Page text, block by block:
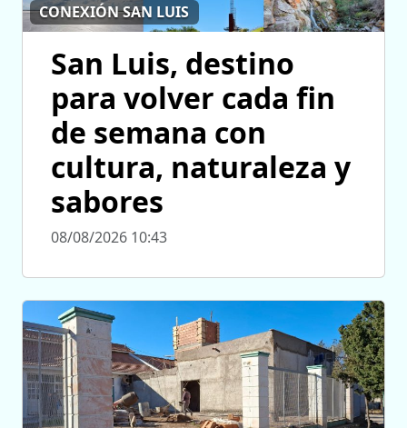
CONEXIÓN SAN LUIS
San Luis, destino
para volver cada fin
de semana con
cultura, naturaleza y
sabores
08/08/2026 10:43